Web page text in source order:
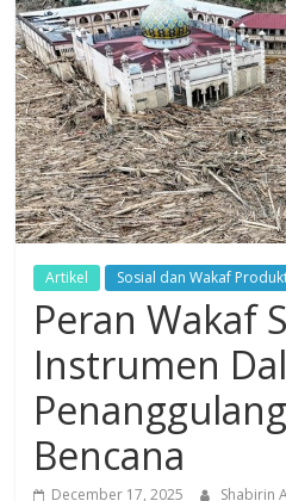
Dzikir,
Fikir,
Ikhtiar
Artikel Sosial dan Wakaf
Peran Wakaf
Instrumen
Bencana
December 17, 2025 Shabirin